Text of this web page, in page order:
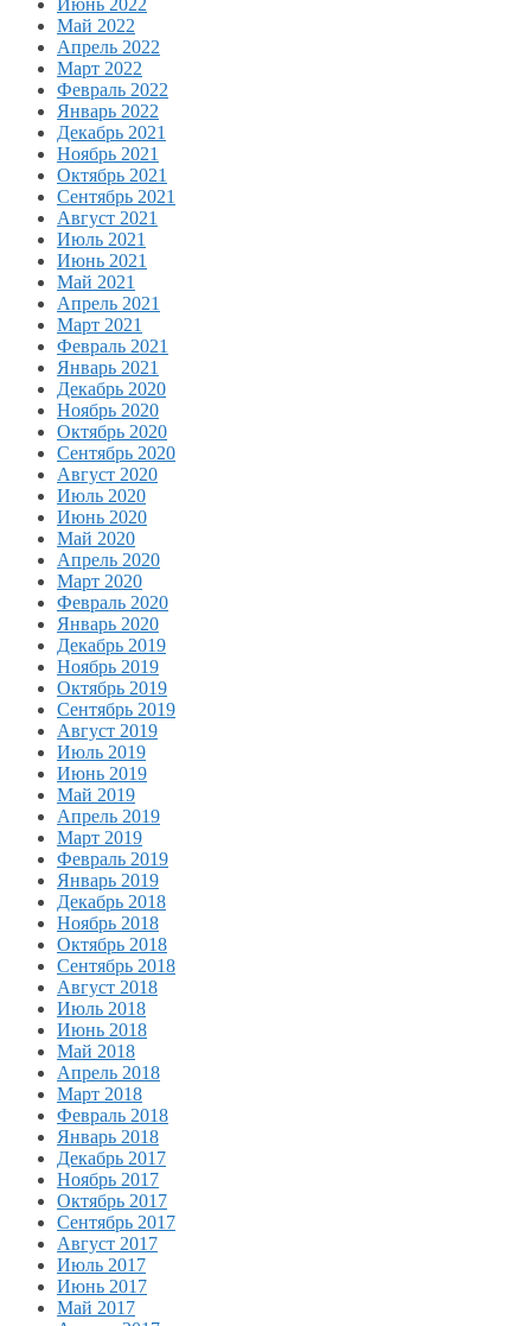
Май 2022
Апрель 2022
Март 2022
Февраль 2022
Январь 2022
Декабрь 2021
Ноябрь 2021
Октябрь 2021
Сентябрь 2021
Август 2021
Июль 2021
Июнь 2021
Май 2021
Апрель 2021
Март 2021
Февраль 2021
Январь 2021
Декабрь 2020
Ноябрь 2020
Октябрь 2020
Сентябрь 2020
Август 2020
Июль 2020
Июнь 2020
Май 2020
Апрель 2020
Март 2020
Февраль 2020
Январь 2020
Декабрь 2019
Ноябрь 2019
Октябрь 2019
Сентябрь 2019
Август 2019
Июль 2019
Июнь 2019
Май 2019
Апрель 2019
Март 2019
Февраль 2019
Январь 2019
Декабрь 2018
Ноябрь 2018
Октябрь 2018
Сентябрь 2018
Август 2018
Июль 2018
Июнь 2018
Май 2018
Апрель 2018
Март 2018
Февраль 2018
Январь 2018
Декабрь 2017
Ноябрь 2017
Октябрь 2017
Сентябрь 2017
Август 2017
Июль 2017
Июнь 2017
Май 2017